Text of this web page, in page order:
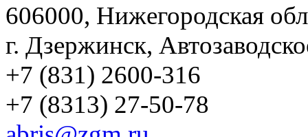
606000, Нижегородская
г. Дзержинск,
+7 (831) 2600-316
+7 (8313) 27-50-78